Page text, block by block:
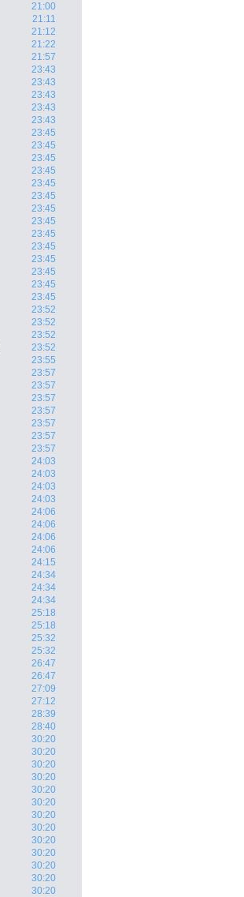
21:00
21:11
21:12
21:22
21:57
23:43
23:43
23:43
23:43
23:43
23:45
23:45
23:45
23:45
23:45
23:45
23:45
23:45
23:45
23:45
23:45
23:45
23:45
23:45
23:52
23:52
23:52
23:52
23:55
23:57
23:57
23:57
23:57
23:57
23:57
23:57
24:03
24:03
24:03
24:03
24:06
24:06
24:06
24:06
24:15
24:34
24:34
24:34
25:18
25:18
25:32
25:32
26:47
26:47
27:09
27:12
28:39
28:40
30:20
30:20
30:20
30:20
30:20
30:20
30:20
30:20
30:20
30:20
30:20
30:20
30:20